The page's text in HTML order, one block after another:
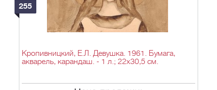
255
Кропивницкий, Е.Л. Девушка. 1961. Бумага,
акварель, карандаш. - 1 л.; 22х30,5 см.